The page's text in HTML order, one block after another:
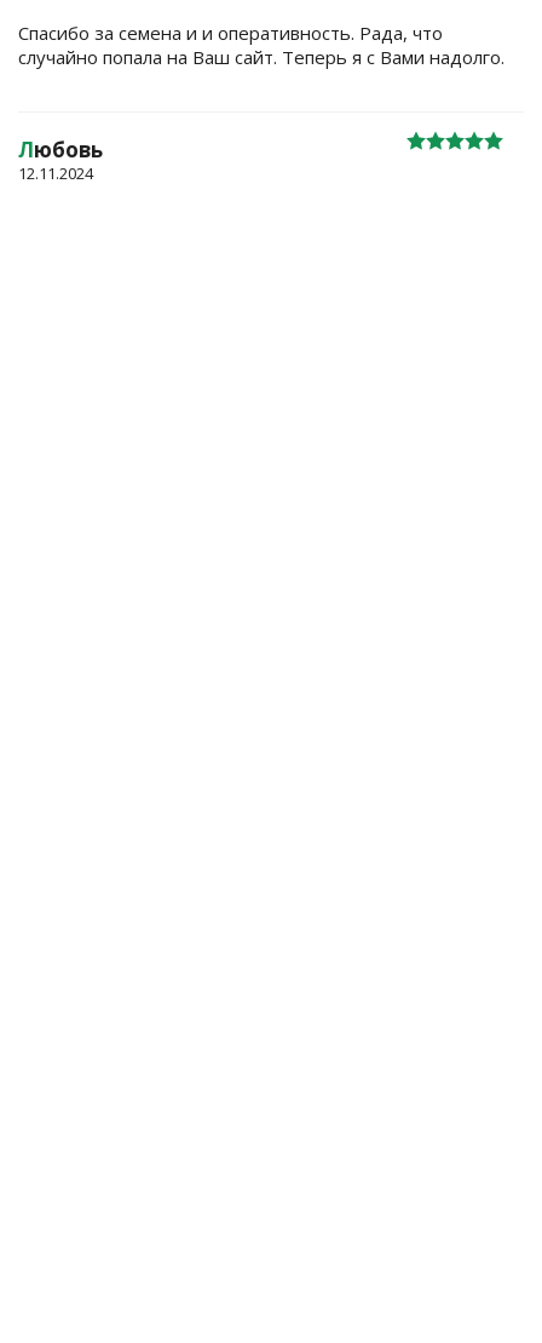
Спасибо за семена и и оперативность. Рада, что
случайно попала на Ваш сайт. Теперь я с Вами надолго.
Любовь
12.11.2024